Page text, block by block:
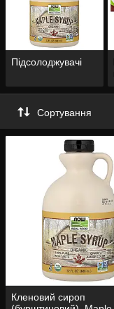
Підсолоджувачі
Сортування
Кленовий сироп